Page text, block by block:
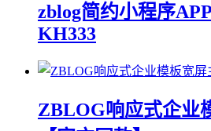
zblog简约小程序
KH333
ZBLOG响应式企业